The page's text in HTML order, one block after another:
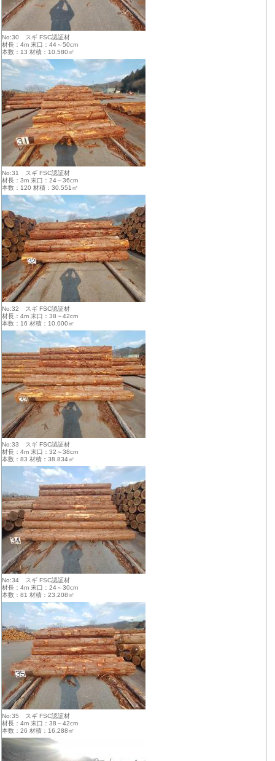
No:30 スギ FSC認証材
材長：4m 末口：44～50cm
本数：13 材積：10.580㎥
No:31 スギ FSC認証材
材長：3m 末口：24～36cm
本数：120 材積：30.551㎥
No:32 スギ FSC認証材
材長：4m 末口：38～42cm
本数：16 材積：10.000㎥
No:33 スギ FSC認証材
材長：4m 末口：32～38cm
本数：83 材積：38.834㎥
No:34 スギ FSC認証材
材長：4m 末口：24～30cm
本数：81 材積：23.208㎥
No:35 スギ FSC認証材
材長：4m 末口：38～42cm
本数：26 材積：16.288㎥